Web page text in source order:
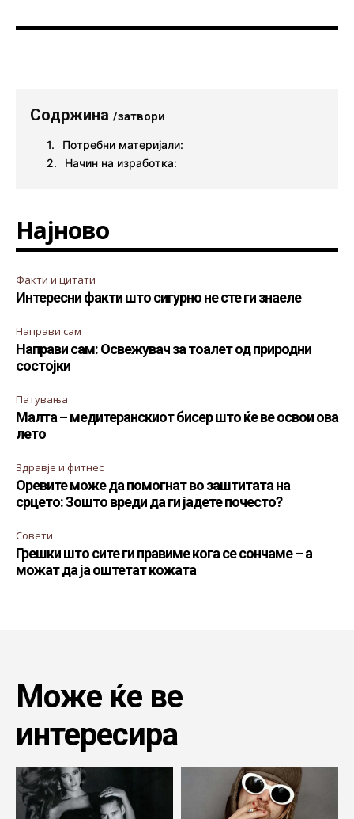
Содржина /затвори
Потребни материјали:
Начин на изработка:
Најново
Факти и цитати
Интересни факти што сигурно не сте ги знаеле
Направи сам
Направи сам: Освежувач за тоалет од природни
состојки
Патувања
Малта – медитеранскиот бисер што ќе ве освои ова
лето
Здравје и фитнес
Оревите може да помогнат во заштитата на
срцето: Зошто вреди да ги јадете почесто?
Совети
Грешки што сите ги правиме кога се сончаме – а
можат да ја оштетат кожата
Може ќе ве
интересира